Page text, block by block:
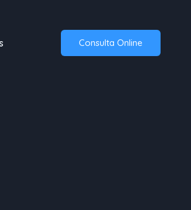
Consulta Online